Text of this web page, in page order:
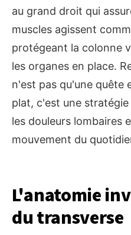
au grand droit qui
muscles agissent
protégeant la colonne
les organes en place.
n'est pas qu'une quête
plat, c'est une
les douleurs lombaires
mouvement du
L'anatomie
du transverse